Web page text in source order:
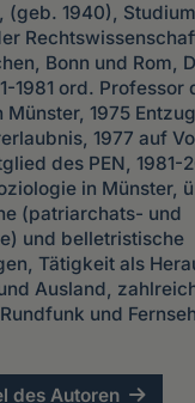
(geb. 1940),
Bonn und Rom,
1981 ord. Professor
1975
1977 auf
des PEN, 1981-
in Münster,
(patriarchats- und
und belletristische
Tätigkeit als
Ausland,
und
des Autoren